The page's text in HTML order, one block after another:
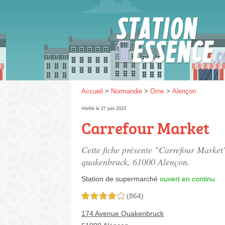
Accueil > Normandie > Orne > Alençon
Vérifié le 27 juin 2023
Carrefour Market
Cette fiche présente "Carrefour
quakenbruck, 61000 Alençon.
Station de supermarché ouvert en continu
4,0 étoiles sur 5 (864)
174 Avenue Quakenbruck
SP